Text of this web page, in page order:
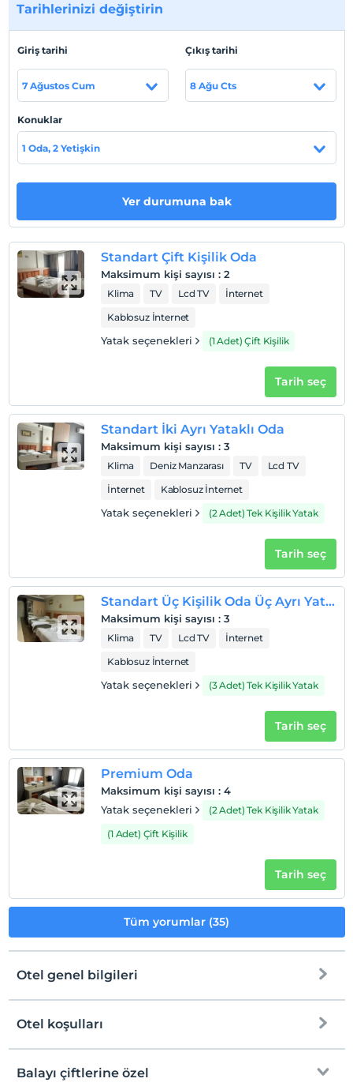
aramızda görmekten mutluluk duyacağız.
Otel koşulları
Check/in
En erken saat 14:00 ve sonrası
En geç saat 11:00 ve öncesi
Evcil hayvan barınabilir
Sigara
Odalarda sigara içilmez
Her bir oda için 5 yaşına kadar 1 çocuk ücretsizdir
Tarihlerinizi değiştirin
Giriş tarihi
7 Ağustos Cum
Çıkış tarihi
8 Ağu Cts
Konuklar
1 Oda, 2 Yetişkin
Yer durumuna bak
Standart Çift Kişilik Oda
Maksimum kişi sayısı : 2
Klima TV Lcd TV
İnternet
Kablosuz İnternet
Yatak seçenekleri (1 Adet) Çift Kişilik
Tarih seç
Standart İki Ayrı Yataklı Oda
Maksimum kişi sayısı : 3
Klima Deniz Manzarası TV
Lcd TV
İnternet
Kablosuz İnternet
Yatak seçenekleri (2 Adet) Tek Kişilik Yatak
Tarih seç
Standart Üç Kişilik Oda Üç Ayrı Yataklı
Maksimum kişi sayısı : 3
Klima TV Lcd TV
İnternet
Kablosuz İnternet
Yatak seçenekleri (3 Adet) Tek Kişilik Yatak
Tarih seç
Premium Oda
Maksimum kişi sayısı : 4
Yatak seçenekleri
(2 Adet) Tek Kişilik Yatak
(1 Adet) Çift Kişilik
Tarih seç
Tüm yorumlar (35)
Otel genel bilgileri
Ücretsiz Wi-fi
Otel koşulları
Check/in
En erken saat 14:00 ve sonrası
Balayı çiftlerine özel